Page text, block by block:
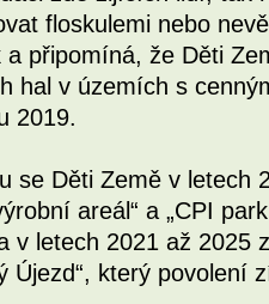
floskulemi nebo
a připomíná, že Děti
hal v územích s
2019.
se Děti Země v letech
areál“ a „CPI
v letech 2021 až 2025
Újezd“, který povolení